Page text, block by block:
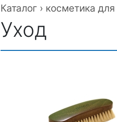
Каталог › косметика для
Уход